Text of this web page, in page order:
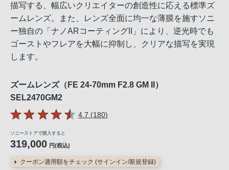
描写する、幅広いクリエイターの創造性に応える標準ズ
ームレンズ。また、レンズ全面に均一な薄膜を施すソニ
ー独自の「ナノARコーティングII」により、逆光時でも
ゴーストやフレアを大幅に抑制し、クリアな描写を実現
します。
ズームレンズ（FE 24-70mm F2.8 GM II）
SEL2470GM2
5つの星のうち
4.7 (180件のレビュー
)
ソニーストアで購入すると
319,000 円(税込)
クーポン適用額をチェック (サインイン/新規登録)